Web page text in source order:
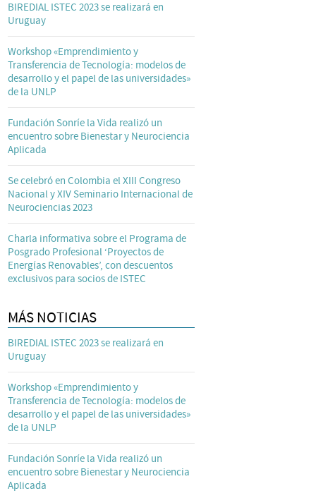
BIREDIAL ISTEC 2023 se realizará en
Uruguay
Workshop «Emprendimiento y
Transferencia de Tecnología: modelos de
desarrollo y el papel de las universidades»
de la UNLP
Fundación Sonríe la Vida realizó un
encuentro sobre Bienestar y Neurociencia
Aplicada
Se celebró en Colombia el XIII Congreso
Nacional y XIV Seminario Internacional de
Neurociencias 2023
Charla informativa sobre el Programa de
Posgrado Profesional ‘Proyectos de
Energías Renovables’, con descuentos
exclusivos para socios de ISTEC
MÁS NOTICIAS
BIREDIAL ISTEC 2023 se realizará en
Uruguay
Workshop «Emprendimiento y
Transferencia de Tecnología: modelos de
desarrollo y el papel de las universidades»
de la UNLP
Fundación Sonríe la Vida realizó un
encuentro sobre Bienestar y Neurociencia
Aplicada